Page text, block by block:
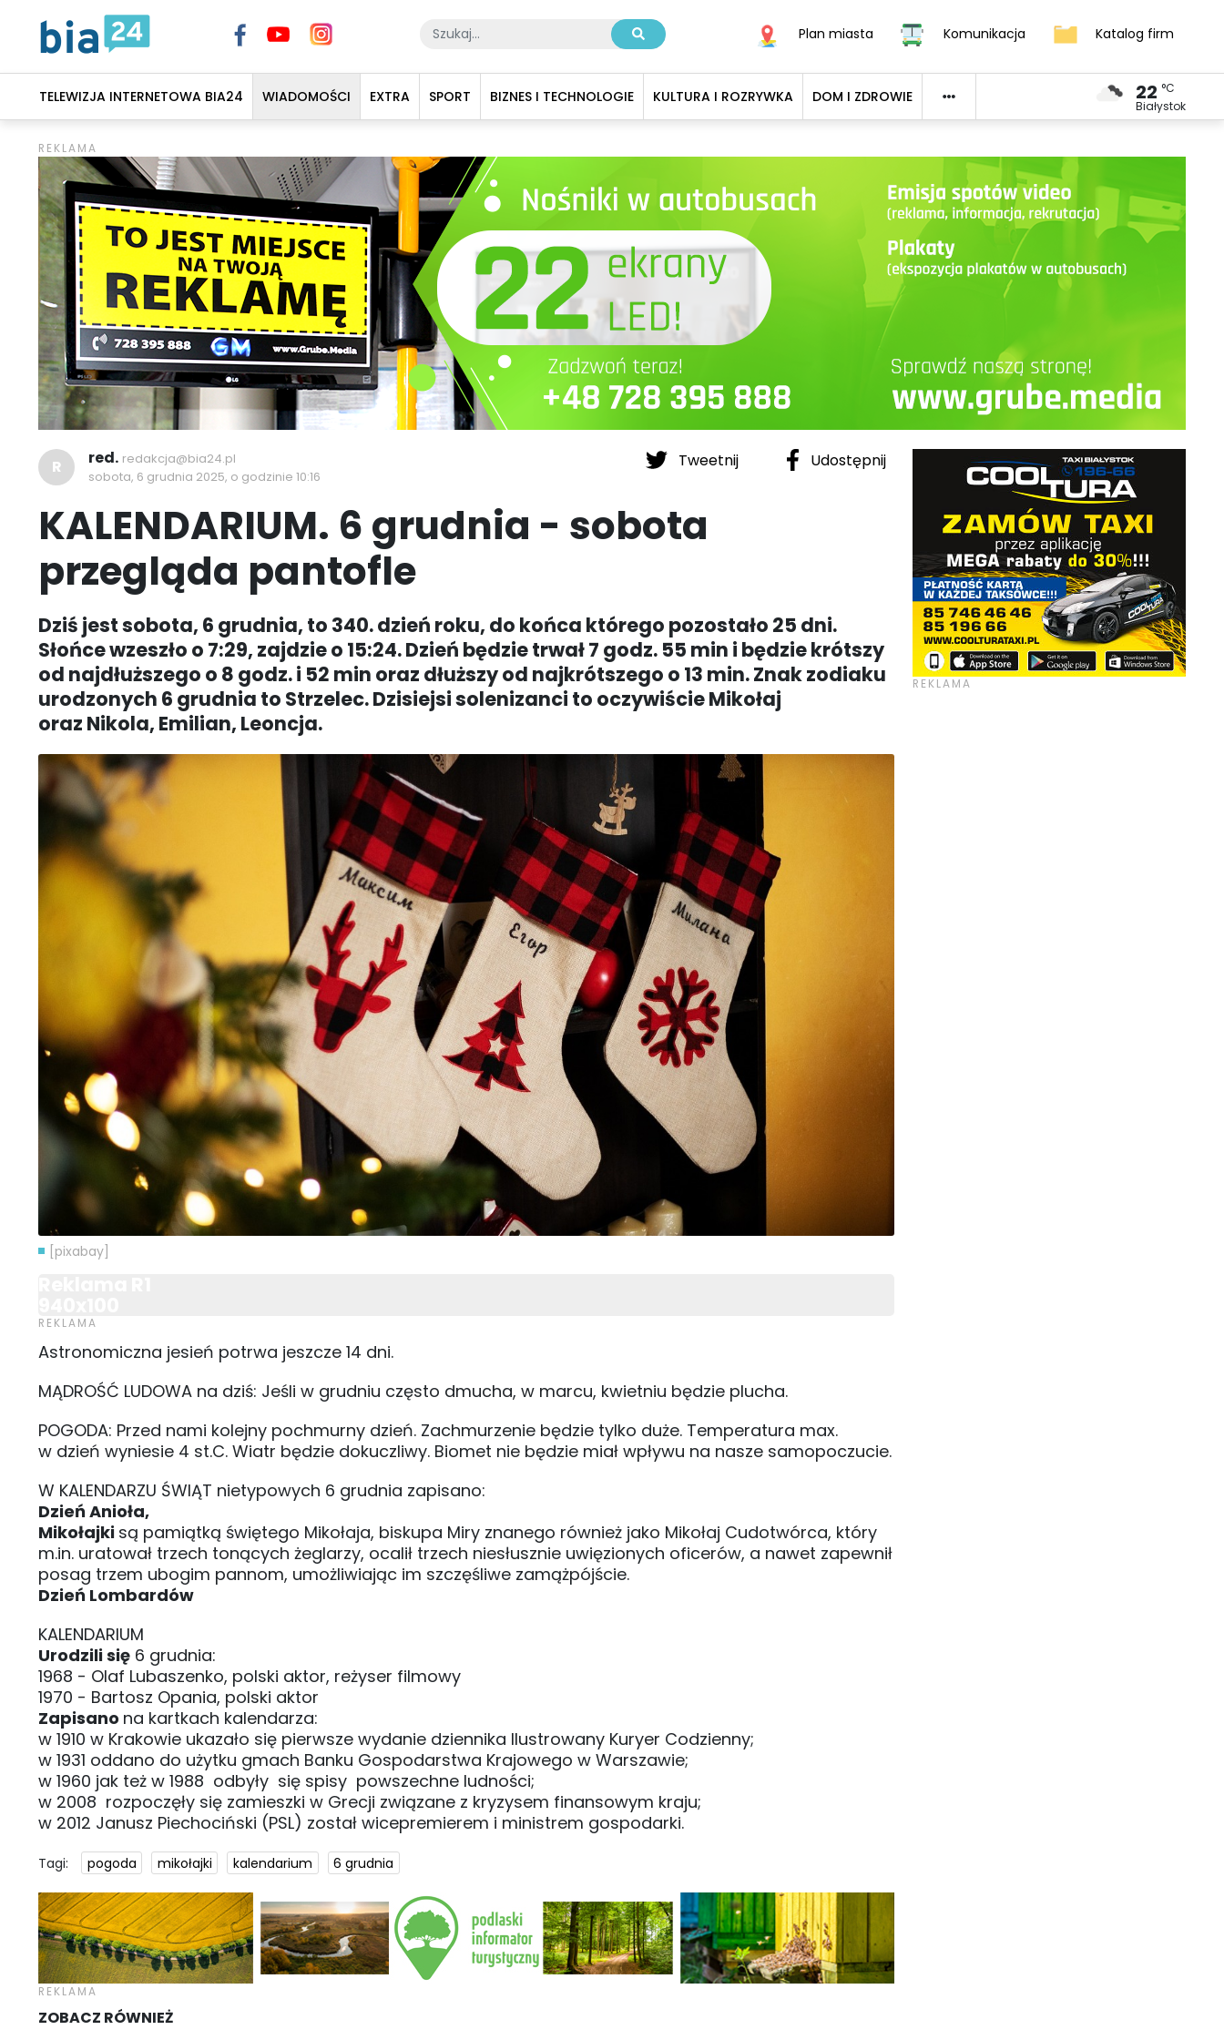
Plan miasta Komunikacja Katalog firm
TELEWIZJA INTERNETOWA BIA24 WIADOMOŚCI EXTRA SPORT BIZNES I TECHNOLOGIE KULTURA I ROZRYWKA DOM I ZDROWIE 22 °C
Białystok
Tweetnij Udostępnij
R red. redakcja@bia24.pl
sobota, 6 grudnia 2025, o godzinie 10:16
KALENDARIUM. 6 grudnia - sobota
przegląda pantofle
Dziś jest sobota, 6 grudnia, to 340. dzień roku, do końca którego pozostało 25 dni.
Słońce wzeszło o 7:29, zajdzie o 15:24. Dzień będzie trwał 7 godz. 55 min i będzie krótszy
od najdłuższego o 8 godz. i 52 min oraz dłuższy od najkrótszego o 13 min. Znak zodiaku
urodzonych 6 grudnia to Strzelec. Dzisiejsi solenizanci to oczywiście Mikołaj
oraz Nikola, Emilian, Leoncja.
[pixabay]
Astronomiczna jesień potrwa jeszcze 14 dni.
MĄDROŚĆ LUDOWA na dziś: Jeśli w grudniu często dmucha, w marcu, kwietniu będzie plucha.
POGODA: Przed nami kolejny pochmurny dzień. Zachmurzenie będzie tylko duże. Temperatura max.
w dzień wyniesie 4 st.C. Wiatr będzie dokuczliwy. Biomet nie będzie miał wpływu na nasze samopoczucie.
W KALENDARZU ŚWIĄT nietypowych 6 grudnia zapisano:
Dzień Anioła,
Mikołajki są pamiątką świętego Mikołaja, biskupa Miry znanego również jako Mikołaj Cudotwórca, który
m.in. uratował trzech tonących żeglarzy, ocalił trzech niesłusznie uwięzionych oficerów, a nawet zapewnił
posag trzem ubogim pannom, umożliwiając im szczęśliwe zamążpójście.
Dzień Lombardów
KALENDARIUM
Urodzili się 6 grudnia:
1968 - Olaf Lubaszenko, polski aktor, reżyser filmowy
1970 - Bartosz Opania, polski aktor
Zapisano na kartkach kalendarza:
w 1910 w Krakowie ukazało się pierwsze wydanie dziennika Ilustrowany Kuryer Codzienny;
w 1931 oddano do użytku gmach Banku Gospodarstwa Krajowego w Warszawie;
w 1960 jak też w 1988 odbyły się spisy powszechne ludności;
w 2008 rozpoczęły się zamieszki w Grecji związane z kryzysem finansowym kraju;
w 2012 Janusz Piechociński (PSL) został wicepremierem i ministrem gospodarki.
Tagi: pogoda mikołajki kalendarium 6 grudnia
ZOBACZ RÓWNIEŻ